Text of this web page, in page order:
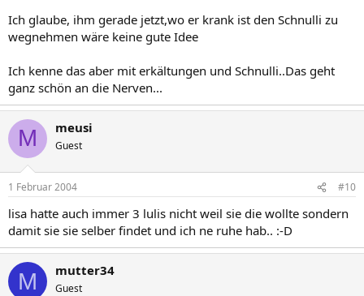
Ich glaube, ihm gerade jetzt,wo er krank ist den Schnulli zu
wegnehmen wäre keine gute Idee
Ich kenne das aber mit erkältungen und Schnulli..Das geht
ganz schön an die Nerven...
M meusi
Guest
1 Februar 2004 #10
lisa hatte auch immer 3 lulis nicht weil sie die wollte sondern
damit sie sie selber findet und ich ne ruhe hab.. :-D
M mutter34
Guest